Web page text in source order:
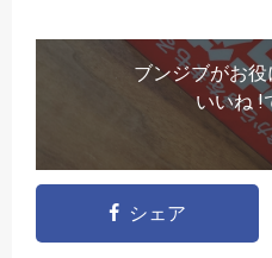
ブンジブがお
いいね !
シェア